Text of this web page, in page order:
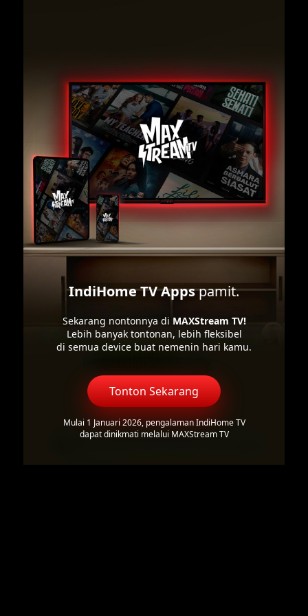
IndiHome TV Appspamit.
Sekarang nontonnya di MAXStream TV!
Lebih banyak tontonan, lebih fleksibel
di semua device buat nemenin hari kamu.
Tonton Sekarang
Mulai 1 Januari 2026, pengalaman IndiHome TV
dapat dinikmati melalui MAXStream TV